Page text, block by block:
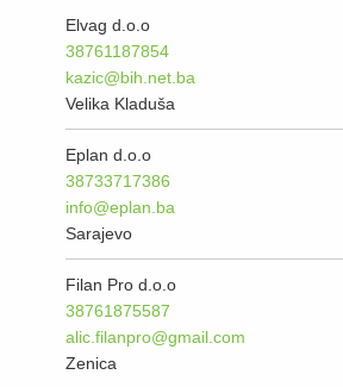
Elvag d.o.o
38761187854
kazic@bih.net.ba
Velika Kladuša
Eplan d.o.o
38733717386
info@eplan.ba
Sarajevo
Filan Pro d.o.o
38761875587
alic.filanpro@gmail.com
Zenica